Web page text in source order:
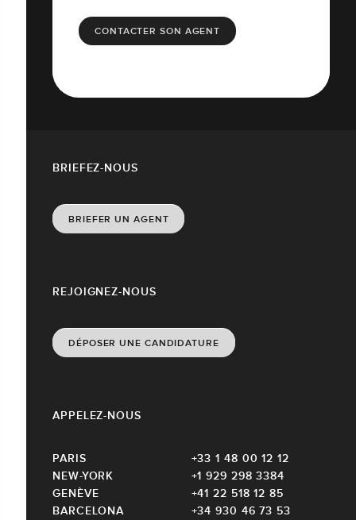
CONTACTER SON AGENT
REJOIGNEZ-NOUS
DÉPOSER UNE CANDIDATURE
APPELEZ-NOUS
PARIS
+33 1 48 00 12 12
NEW-YORK
+1 929 298 3384
GENÈVE
+41 22 518 12 85
BARCELONA
+34 930 46 73 53
BRIEFEZ-NOUS
BRIEFER UN AGENT